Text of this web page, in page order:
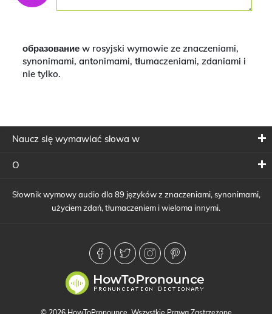
образование w rosyjski wymowie ze znaczeniami,
synonimami, antonimami, tłumaczeniami, zdaniami i
nie tylko.
Naucz się wymawiać słowa w
O
Słownik wymowy audio dla 89 języków z znaczeniami, synonimami,
użyciem zdań, tłumaczeniem i wieloma innymi.